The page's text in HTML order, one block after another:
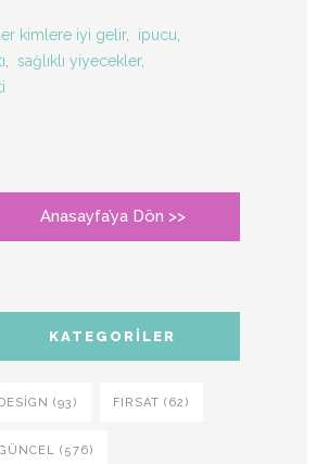
kimlere iyi gelir, ipucu
sağlıklı yiyecekler,
Anasayfa’ya Dön >>
KATEGORILER
DESIGN (93) FIRSAT (62)
(576)